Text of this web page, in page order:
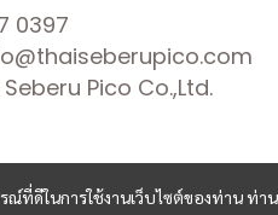
ดีในการใช้งานเว็บไซต์ของท่าน ท่า
0397
Pico Co.,Ltd.